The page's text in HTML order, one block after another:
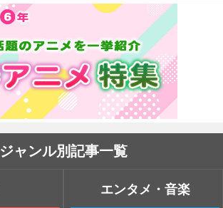
ジャンル別記事一覧
エンタメ・音楽